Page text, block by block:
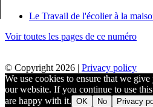
Le Travail de l'écolier à la
Voir toutes les pages de ce numéro
© Copyright 2026 | Privacy policy
We use cookies to ensure that we
our website. If you continue to use
are happy with it. OK No Privacy